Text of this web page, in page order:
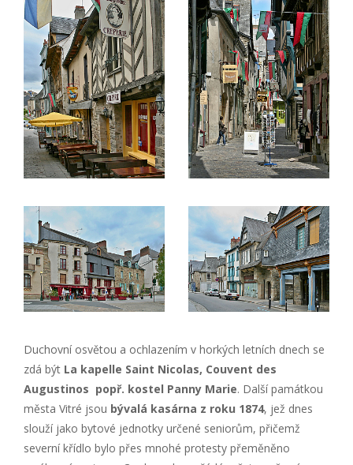
Duchovní osvětou a ochlazením v horkých letních dnech se
zdá být La kapelle Saint Nicolas, Couvent des
Augustinos popř. kostel Panny Marie. Další památkou
města Vitré jsou bývalá kasárna z roku 1874, jež dnes
slouží jako bytové jednotky určené seniorům, přičemž
severní křídlo bylo přes mnohé protesty přeměněno